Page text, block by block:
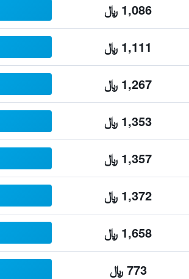
1,086 ﷼
1,111 ﷼
1,267 ﷼
1,353 ﷼
1,357 ﷼
1,372 ﷼
1,658 ﷼
773 ﷼